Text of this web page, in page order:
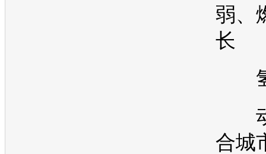
弱、
长
动
合城